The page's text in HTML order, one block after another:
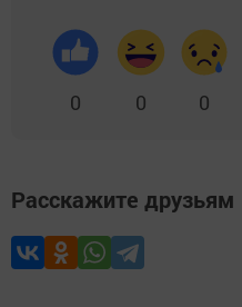
0 0 0
Расскажите друзьям